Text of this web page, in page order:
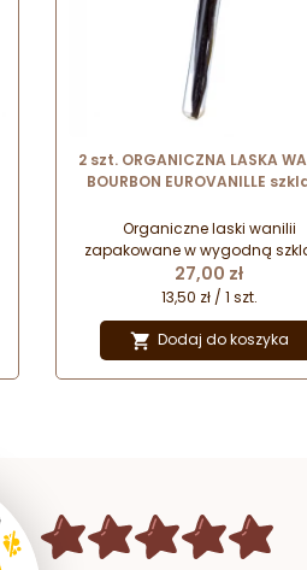
2 szt. ORGANICZNA LASKA
BOURBON EUROVANILLE
wanilii z Madagaskaru
Organiczne laski wanilii
zapakowane w wygodną
tubkę z korkiem - idealne
przetworów na bazie
wypieków. Strąki waniliowe
Planifolia z Madagaskaru.
Cena
27,00 zł
13,50 zł / 1 szt.
 Dodaj do koszyka